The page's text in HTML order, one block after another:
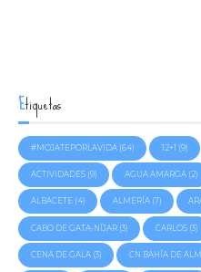
Etiquetas
#MOJATEPORLAVIDA(64) 12+1 (9)
ACTIVIDADES(9) AGUA AMARGA(2)
ALBACETE(4) ALMERÍA(7)
CABO DE GATA-NÍJAR(3) CARLOS(3)
CENA DE GALA(3) CN BAHÍA DE